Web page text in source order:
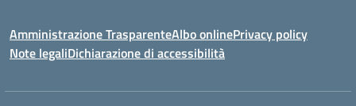
Amministrazione TrasparenteAlbo onlinePrivacy policy
Note legaliDichiarazione di accessibilità